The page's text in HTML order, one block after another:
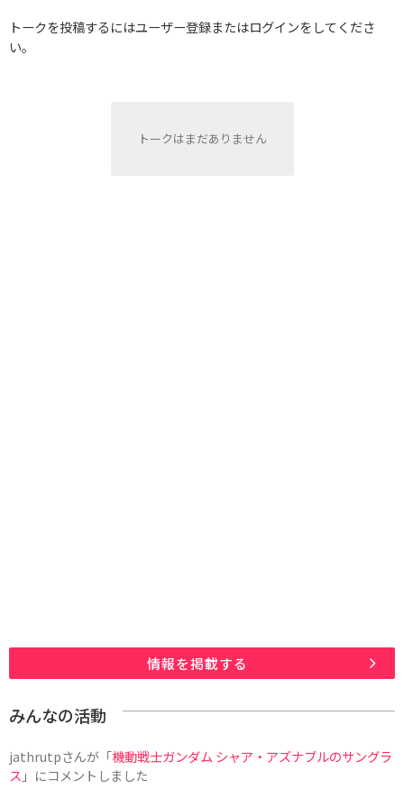
トークを投稿するにはユーザー登録またはログインをしてくださ
い。
トークはまだありません
情報を掲載する
みんなの活動
jathrutpさんが「機動戦士ガンダム シャア・アズナブルのサングラ
ス 」にコメントしました